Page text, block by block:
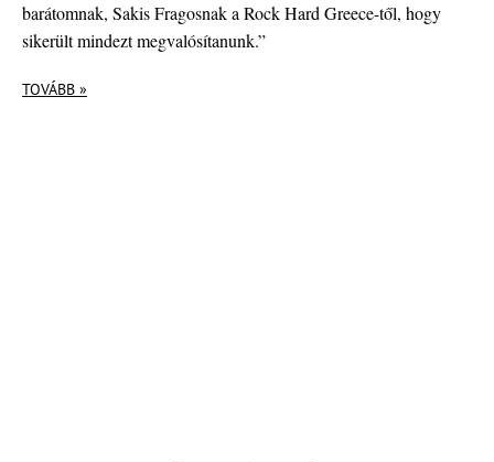
barátomnak, Sakis Fragosnak a Rock Hard Greece-től, hogy
sikerült mindezt megvalósítanunk.”
TOVÁBB »